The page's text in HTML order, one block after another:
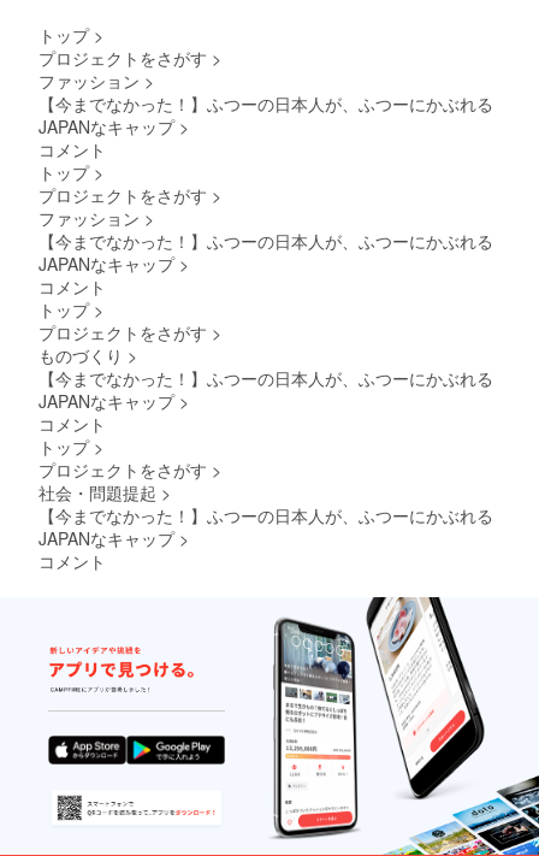
トップ >
プロジェクトをさがす >
ファッション >
【今までなかった！】ふつーの日本人が、ふつーにかぶれる
JAPANなキャップ >
コメント
トップ >
プロジェクトをさがす >
ファッション >
【今までなかった！】ふつーの日本人が、ふつーにかぶれる
JAPANなキャップ >
コメント
トップ >
プロジェクトをさがす >
ものづくり >
【今までなかった！】ふつーの日本人が、ふつーにかぶれる
JAPANなキャップ >
コメント
トップ >
プロジェクトをさがす >
社会・問題提起 >
【今までなかった！】ふつーの日本人が、ふつーにかぶれる
JAPANなキャップ >
コメント